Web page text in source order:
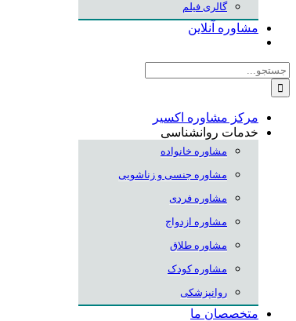
گالری فیلم
مشاوره آنلاین
جستجو
برای:
مرکز مشاوره اکسیر
خدمات روانشناسی
مشاوره خانواده
مشاوره جنسی و زناشویی
مشاوره فردی
مشاوره ازدواج
مشاوره طلاق
مشاوره کودک
روانپزشکی
متخصصان ما